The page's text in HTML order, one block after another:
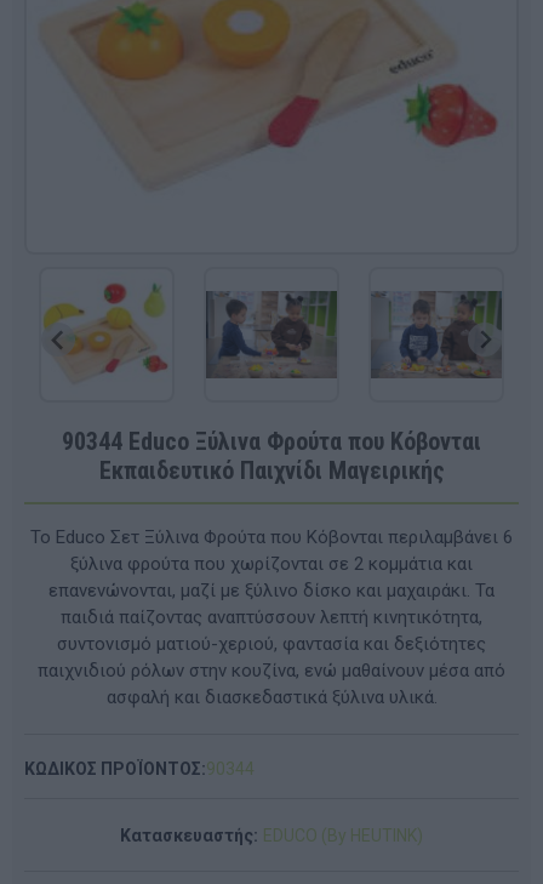
90344 Educo Ξύλινα Φρούτα που Κόβονται
Εκπαιδευτικό Παιχνίδι Μαγειρικής
Το Educo Σετ Ξύλινα Φρούτα που Κόβονται περιλαμβάνει 6
ξύλινα φρούτα που χωρίζονται σε 2 κομμάτια και
επανενώνονται, μαζί με ξύλινο δίσκο και μαχαιράκι. Τα
παιδιά παίζοντας αναπτύσσουν λεπτή κινητικότητα,
συντονισμό ματιού-χεριού, φαντασία και δεξιότητες
παιχνιδιού ρόλων στην κουζίνα, ενώ μαθαίνουν μέσα από
ασφαλή και διασκεδαστικά ξύλινα υλικά.
ΚΩΔΙΚΟΣ ΠΡΟΪΟΝΤΟΣ:90344
Κατασκευαστής: EDUCO (By HEUTINK)